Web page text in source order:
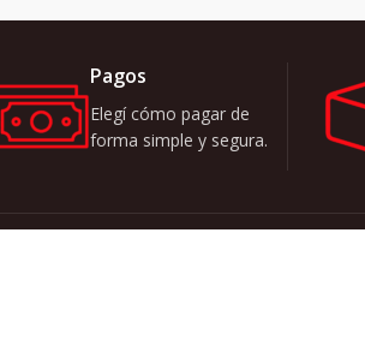
Pagos
Elegí cómo pagar de
forma simple y segura.